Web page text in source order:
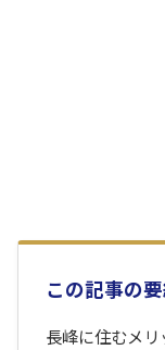
この記事の
長峰に住むメリ